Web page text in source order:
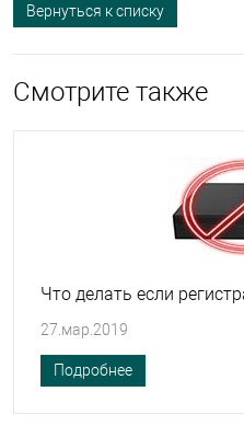
Вернуться к списку
Смотрите также
Что делать если
27.мар.2019
Подробнее